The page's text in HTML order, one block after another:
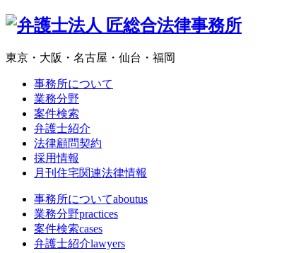
東京・大阪・名古屋・仙台・福岡
事務所について
業務分野
案件検索
弁護士紹介
法律顧問契約
採用情報
月刊住宅関連法律情報
事務所についてaboutus
業務分野practices
案件検索cases
弁護士紹介lawyers